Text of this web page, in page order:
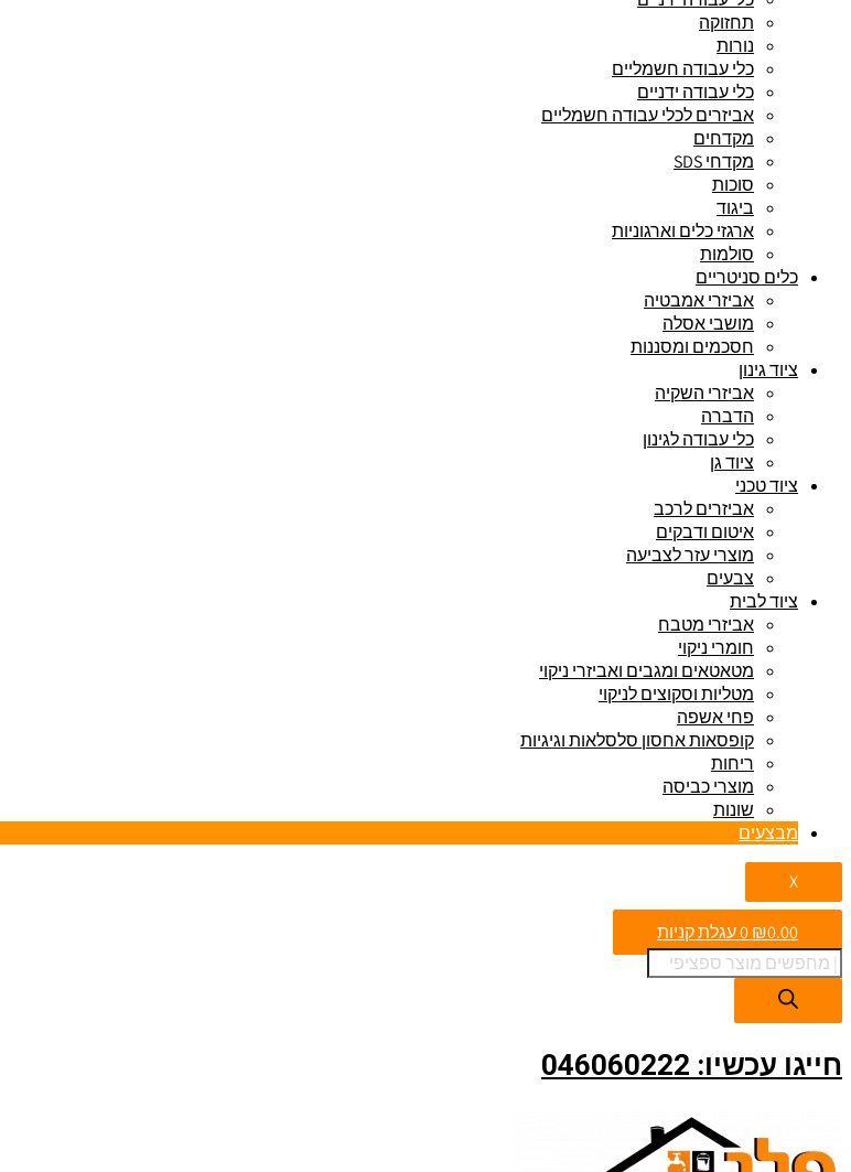
תחזוקה
נורות
כלי עבודה חשמליים
כלי עבודה ידניים
אביזרים לכלי עבודה חשמליים
מקדחים
מקדחי SDS
סוכות
ביגוד
ארגזי כלים וארגוניות
סולמות
כלים סניטריים
אביזרי אמבטיה
מושבי אסלה
חסכמים ומסננות
ציוד גינון
אביזרי השקיה
הדברה
כלי עבודה לגינון
ציוד גן
ציוד טכני
אביזרים לרכב
איטום ודבקים
מוצרי עזר לצביעה
צבעים
ציוד לבית
אביזרי מטבח
חומרי ניקוי
מטאטאים ומגבים ואביזרי ניקוי
מטליות וסקוצים לניקוי
פחי אשפה
קופסאות אחסון סלסלאות וגיגיות
ריחות
מוצרי כביסה
שונות
מבצעים
X
₪0.00
0עגלת קניות
חייגו עכשיו: 046060222